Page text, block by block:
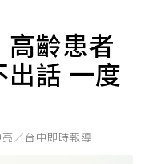
齡患者
話 一度
／台中即時報導